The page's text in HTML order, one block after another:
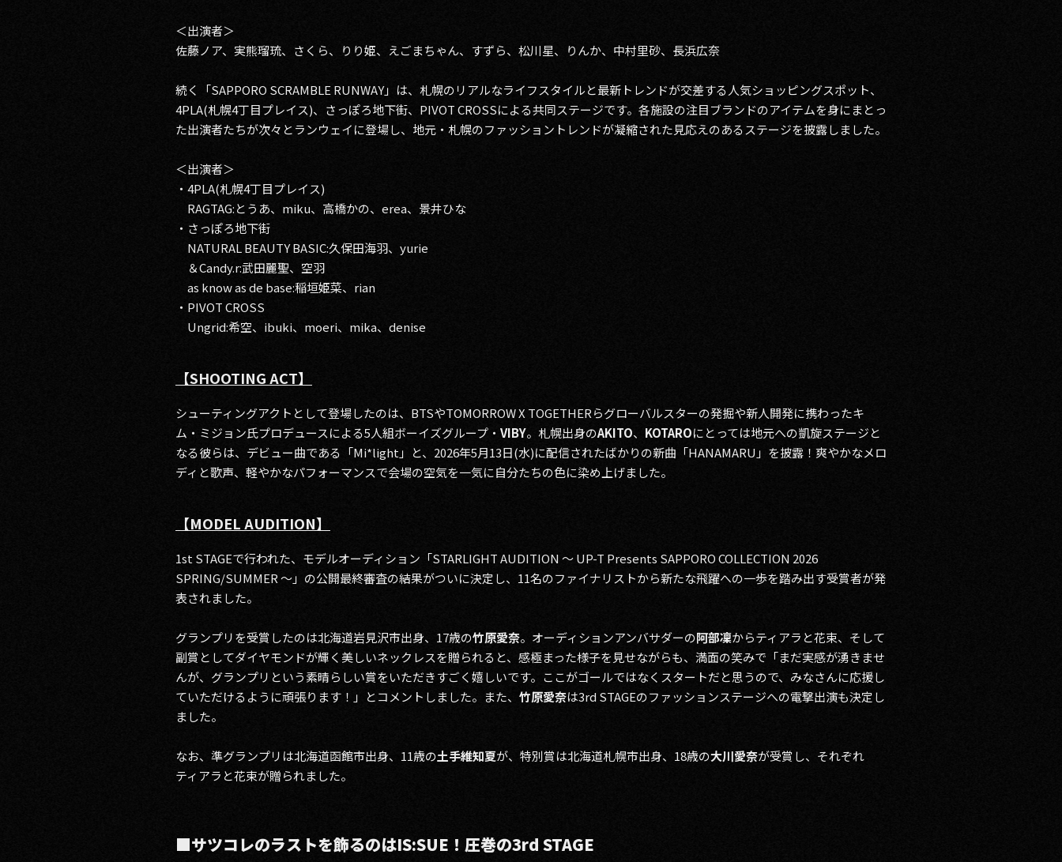
＜出演者＞
佐藤ノア、実熊瑠琉、さくら、りり姫、えごまちゃん、すずら、松川星、りんか、中村里砂、長浜広奈
続く「SAPPORO SCRAMBLE RUNWAY」は、札幌のリアルなライフスタイルと最新トレンドが交差する人気ショッピングスポット、
4PLA(札幌4丁目プレイス)、さっぽろ地下街、PIVOT CROSSによる共同ステージです。各施設の注目ブランドのアイテムを身にまとっ
た出演者たちが次々とランウェイに登場し、地元・札幌のファッショントレンドが凝縮された見応えのあるステージを披露しました。
＜出演者＞
・4PLA(札幌4丁目プレイス)
RAGTAG:とうあ、miku、高橋かの、erea、景井ひな
・さっぽろ地下街
NATURAL BEAUTY BASIC:久保田海羽、yurie
＆Candy.r:武田麗聖、空羽
as know as de base:稲垣姫菜、rian
・PIVOT CROSS
Ungrid:希空、ibuki、moeri、mika、denise
【SHOOTING ACT】
シューティングアクトとして登場したのは、BTSやTOMORROW X TOGETHERらグローバルスターの発掘や新人開発に携わったキ
ム・ミジョン氏プロデュースによる5人組ボーイズグループ・ VIBY。札幌出身のAKITO、 KOTAROにとっては地元への凱旋ステージと
なる彼らは、デビュー曲である「Mi*light」と、2026年5月13日(水)に配信されたばかりの新曲「HANAMARU」を披露！爽やかなメロ
ディと歌声、軽やかなパフォーマンスで会場の空気を一気に自分たちの色に染め上げました。
【MODEL AUDITION】
1st STAGEで行われた、モデルオーディション「STARLIGHT AUDITION ～ UP-T Presents SAPPORO COLLECTION 2026
SPRING/SUMMER ～」の公開最終審査の結果がついに決定し、11名のファイナリストから新たな飛躍への一歩を踏み出す受賞者が発
表されました。
グランプリを受賞したのは北海道岩見沢市出身、17歳の竹原愛奈。オーディションアンバサダーの阿部凜からティアラと花束、そして
副賞としてダイヤモンドが輝く美しいネックレスを贈られると、感極まった様子を見せながらも、満面の笑みで「まだ実感が湧きませ
んが、グランプリという素晴らしい賞をいただきすごく嬉しいです。ここがゴールではなくスタートだと思うので、みなさんに応援し
ていただけるように頑張ります！」とコメントしました。また、 竹原愛奈は3rd STAGEのファッションステージへの電撃出演も決定し
ました。
なお、準グランプリは北海道函館市出身、11歳の土手維知夏が、特別賞は北海道札幌市出身、18歳の大川愛奈が受賞し、それぞれ
ティアラと花束が贈られました。
■サツコレのラストを飾るのはIS:SUE！圧巻の3rd STAGE